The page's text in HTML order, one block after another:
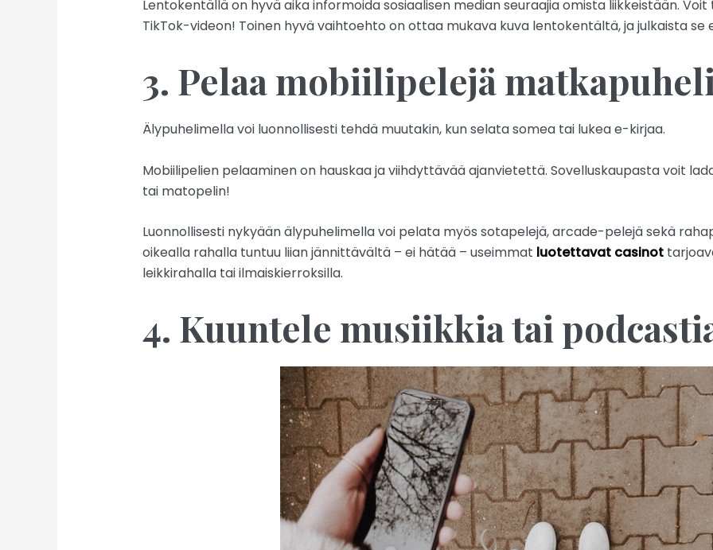
Lentokentällä on hyvä aika informoida sosiaalisen median seuraajia omista liikkeistään.
TikTok-videon! Toinen hyvä vaihtoehto on ottaa mukava kuva lentokentältä, ja julkaista se
3. Pelaa mobiilipelejä
Älypuhelimella voi luonnollisesti tehdä muutakin, kun selata somea tai lukea e-kirjaa.
Mobiilipelien pelaaminen on hauskaa ja viihdyttävää ajanvietettä. Sovelluskaupasta voit
tai matopelin!
Luonnollisesti nykyään älypuhelimella voi pelata myös sotapelejä, arcade-pelejä sekä
oikealla rahalla tuntuu liian jännittävältä – ei hätää – useimmat luotettavat casinot
leikkirahalla tai ilmaiskierroksilla.
4. Kuuntele musiikkia tai